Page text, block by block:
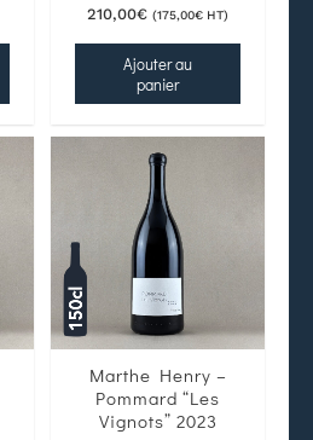
210,00€ (175,00€ HT)
Ajouter au
panier
Marthe Henry –
Pommard “Les
Vignots” 2023